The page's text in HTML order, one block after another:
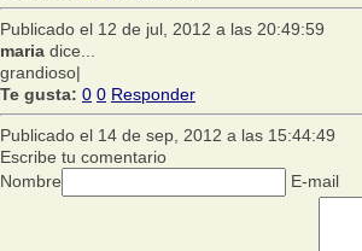
Publicado el 12 de jul, 2012 a las 20:49:59
maria dice...
grandioso|
Te gusta: 0 0 Responder
Publicado el 14 de sep, 2012 a las 15:44:49
Escribe tu comentario
Nombre
E-mail